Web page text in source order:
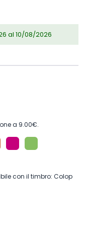
al 10/08/2026
a 9.00€.
con il timbro: Colop